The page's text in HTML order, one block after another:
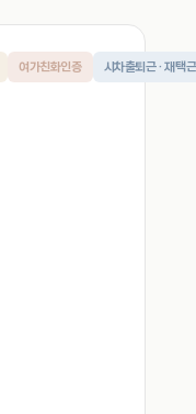
여가친화인증 시차출퇴근 · 재택